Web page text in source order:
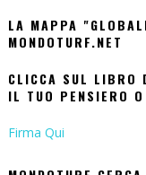
LA MAPPA
MONDOTURF.NET
CLICCA SUL
IL TUO PENSIERO
Firma Qui